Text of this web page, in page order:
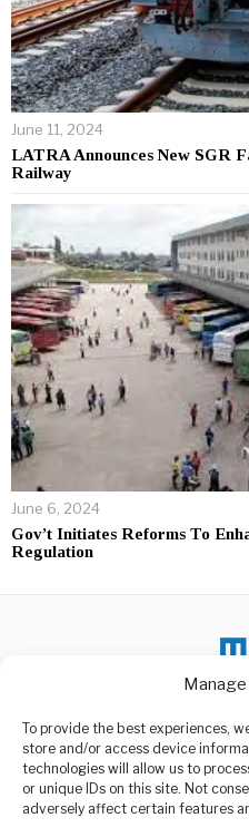
To provide the best experiences,
store and/or access device
technologies will allow us to
or unique IDs on this site. Not
adversely affect certain features
June 11, 2024
LATRA Announces New SGR
Railway
June 6, 2024
Gov’t Initiates Reforms To
Regulation
DON'T MISS
Trump Mourns
Kirk After
Shooting